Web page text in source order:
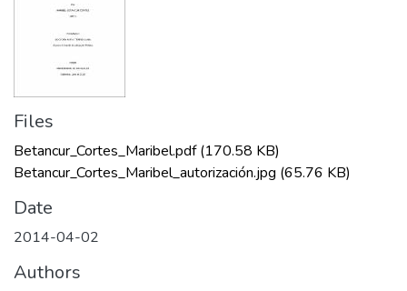
Files
Betancur_Cortes_Maribel.pdf(170.58 KB)
Betancur_Cortes_Maribel_autorización.jpg (65.76 KB)
Date
2014-04-02
Authors